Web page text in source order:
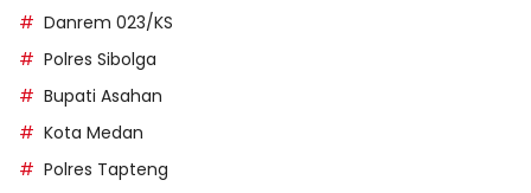
Danrem 023/KS
Polres Sibolga
Bupati Asahan
Kota Medan
Polres Tapteng